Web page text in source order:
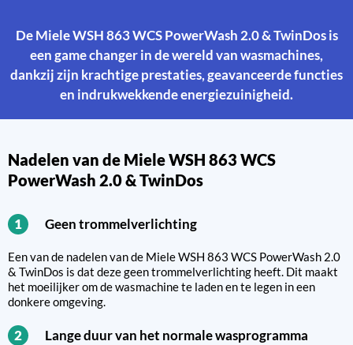
De Miele WSH 863 WCS PowerWash 2.0 & TwinDos is
een game changer in de wereld van wasmachines,
dankzij zijn krachtige prestaties, geavanceerde functies
en indrukwekkende energiezuinigheid.
Nadelen van de Miele WSH 863 WCS
PowerWash 2.0 & TwinDos
1 Geen trommelverlichting
Een van de nadelen van de Miele WSH 863 WCS PowerWash 2.0
& TwinDos is dat deze geen trommelverlichting heeft. Dit maakt
het moeilijker om de wasmachine te laden en te legen in een
donkere omgeving.
2 Lange duur van het normale wasprogramma